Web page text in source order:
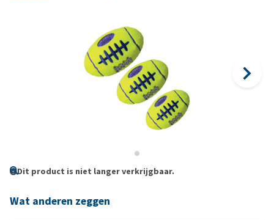
Dit product is niet langer verkrijgbaar.
Wat anderen zeggen